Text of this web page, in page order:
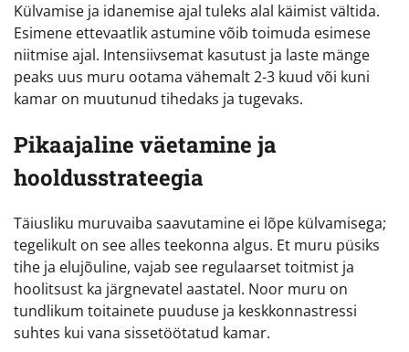
Külvamise ja idanemise ajal tuleks alal käimist vältida.
Esimene ettevaatlik astumine võib toimuda esimese
niitmise ajal. Intensiivsemat kasutust ja laste mänge
peaks uus muru ootama vähemalt 2-3 kuud või kuni
kamar on muutunud tihedaks ja tugevaks.
Pikaajaline väetamine ja
hooldusstrateegia
Täiusliku muruvaiba saavutamine ei lõpe külvamisega;
tegelikult on see alles teekonna algus. Et muru püsiks
tihe ja elujõuline, vajab see regulaarset toitmist ja
hoolitsust ka järgnevatel aastatel. Noor muru on
tundlikum toitainete puuduse ja keskkonnastressi
suhtes kui vana sissetöötatud kamar.